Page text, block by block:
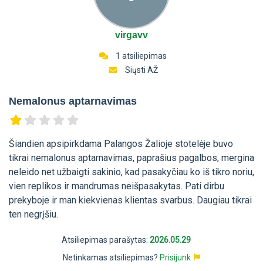
virgavv
1 atsiliepimas
Siųsti AŽ
Nemalonus aptarnavimas
Šiandien apsipirkdama Palangos Žalioje stotelėje buvo
tikrai nemalonus aptarnavimas, paprašius pagalbos, mergina
neleido net užbaigti sakinio, kad pasakyčiau ko iš tikro noriu,
vien replikos ir mandrumas neišpasakytas. Pati dirbu
prekyboje ir man kiekvienas klientas svarbus. Daugiau tikrai
ten negrįšiu.
Atsiliepimas parašytas: 2026.05.29
Netinkamas atsiliepimas? Prisijunk